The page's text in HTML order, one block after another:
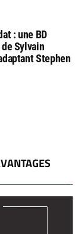
: une BD
Sylvain
Stephen